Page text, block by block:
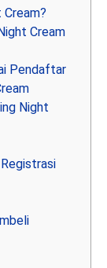
Cream
Pendaftar
Night